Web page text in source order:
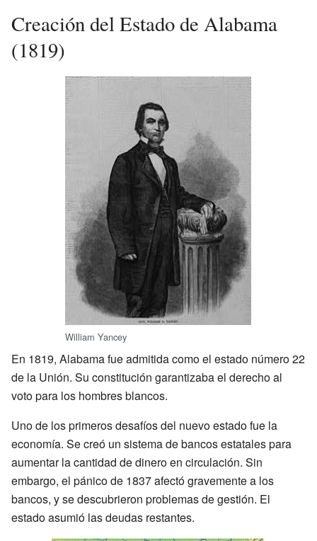
Creación del Estado de Alabama
(1819)
William Yancey
En 1819, Alabama fue admitida como el estado número 22
de la Unión. Su constitución garantizaba el derecho al
voto para los hombres blancos.
Uno de los primeros desafíos del nuevo estado fue la
economía. Se creó un sistema de bancos estatales para
aumentar la cantidad de dinero en circulación. Sin
embargo, el pánico de 1837 afectó gravemente a los
bancos, y se descubrieron problemas de gestión. El
estado asumió las deudas restantes.